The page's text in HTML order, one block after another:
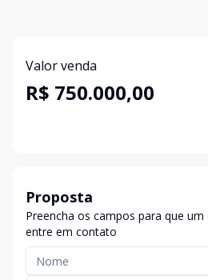
Valor venda
R$ 750.000,00
Proposta
Preencha os campos para que
entre em contato